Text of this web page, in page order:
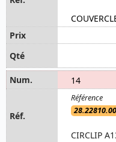
14
CIRCLIP